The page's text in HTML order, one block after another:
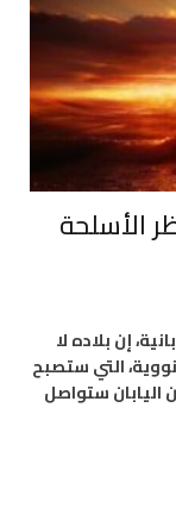
الأسلحة
إن بلاده لا
التي ستصبح
2021. وأضاف، أن اليابان ستواصل